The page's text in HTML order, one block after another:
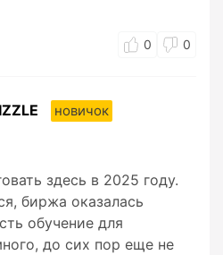
0 0
новичок
здесь в 2025 году.
биржа оказалась
обучение для
до сих пор еще не